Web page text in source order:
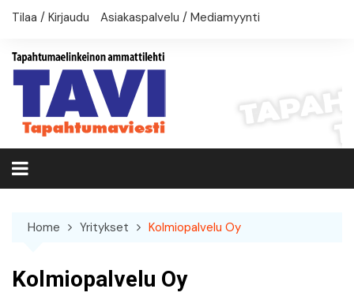
Skip
Tilaa / Kirjaudu Asiakaspalvelu / Mediamyynti
Home Yritykset Kolmiopalvelu Oy
Kolmiopalvelu Oy